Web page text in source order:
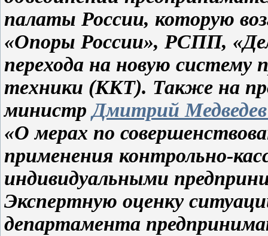
палаты России, которую
«Опоры России», РСПП,
перехода на новую систему
техники (ККТ). Также на
министрДмитрий
«О мерах по
применения контрольно-
индивидуальными
Экспертную оценку
департамента